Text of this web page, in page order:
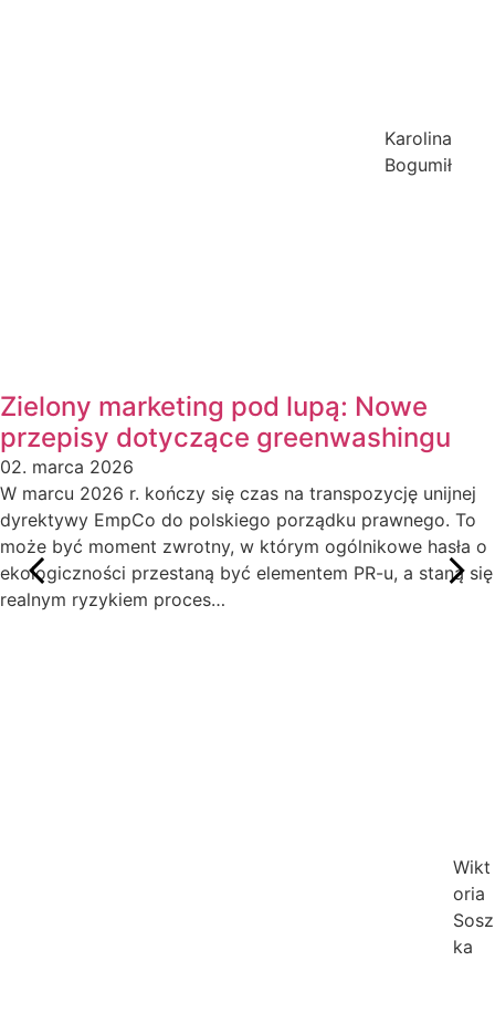
Karolina
Bogumił
Zielony marketing pod lupą: Nowe
przepisy dotyczące greenwashingu
02. marca 2026
W marcu 2026 r. kończy się czas na transpozycję unijnej
dyrektywy EmpCo do polskiego porządku prawnego. To
może być moment zwrotny, w którym ogólnikowe hasła o
ekologiczności przestaną być elementem PR-u, a staną się
realnym ryzykiem proces…
Wikt
oria
Sosz
ka